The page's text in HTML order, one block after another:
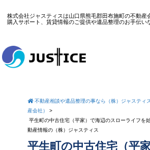
株式会社ジャスティスは山口県熊毛郡田布施町の不動産
購入サポート、賃貸情報のご提供や遺品整理のお手伝い
不動産相談や遺品整理の事なら（株）ジャスティ
産会社）
>
平生町の中古住宅（平家）で海辺のスローライフを
動産情報の（株）ジャスティス
平生町の中古住宅（平